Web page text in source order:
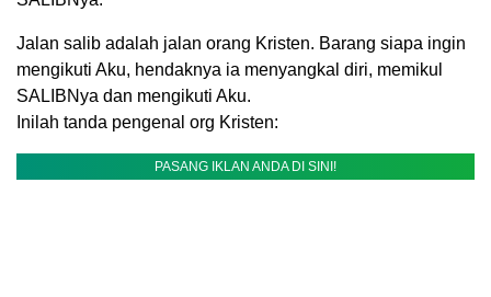
Jalan salib adalah jalan orang Kristen. Barang siapa ingin
mengikuti Aku, hendaknya ia menyangkal diri, memikul
SALIBNya dan mengikuti Aku.
Inilah tanda pengenal org Kristen:
PASANG IKLAN ANDA DI SINI!